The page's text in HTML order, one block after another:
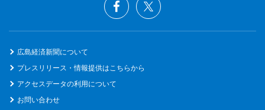
広島経済新聞について
プレスリリース・情報提供はこちらから
アクセスデータの利用について
お問い合わせ